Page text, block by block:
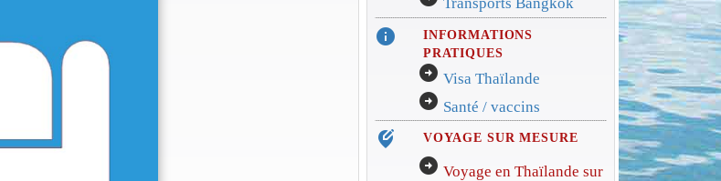
Transports Bangkok
info
INFORMATIONS
PRATIQUES
arrow_circle_right Visa Thaïlande
arrow_circle_right Santé / vaccins
edit_location_alt VOYAGE SUR MESURE
arrow_circle_right Voyage en Thaïlande sur